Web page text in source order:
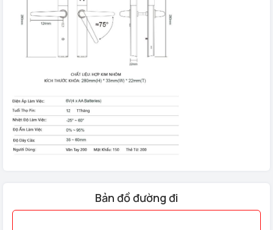
Chức năng xáo trộn mã: Đảm bảo an toàn khi nhập mật mã.
Chức năng Reset: Khôi phục cài đặt khi hệ thống gặp lỗi.
Cảnh báo pin yếu: Hệ thống cảnh báo khi pin yếu và khi có
lỗi chức năng.
Báo động: Kích hoạt báo động khi nhập sai mật mã nhiều lần
hoặc có tác động ngoại lực mạnh.
Chống ẩm, chống bụi: Đạt chuẩn kháng nước IP5.
Bản đồ đường đi